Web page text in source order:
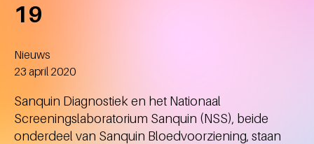
19
Nieuws
Aangemaakt
23 april 2020
Sanquin Diagnostiek en het Nationaal
Screeningslaboratorium Sanquin (NSS), beide
onderdeel van Sanquin Bloedvoorziening, staan